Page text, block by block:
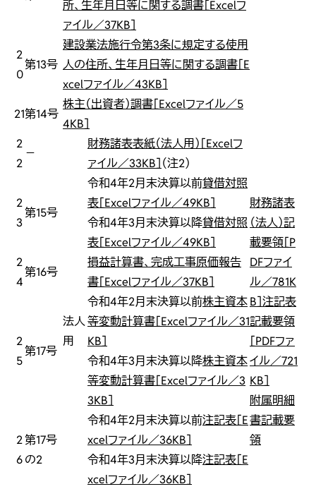
所、生年月日等に関する調書［Excelフ
ァイル／37KB］
2
0
第13号
建設業法施行令第3条に規定する使用
人の住所、生年月日等に関する調書［E
xcelファイル／43KB］
21第14号
株主（出資者）調書［Excelファイル／5
4KB］
2
2
－
法人
用
財務諸表表紙（法人用）［Excelフ
ァイル／33KB］ （注2）
財務諸表
（法人）記
載要領［P
DFファイ
ル／781K
B］注記表
記載要領
［PDFファ
イル／721
KB］
附属明細
書記載要
領
2
3
第15号
令和4年2月末決算以前貸借対照
表［Excelファイル／49KB］
令和4年3月末決算以降貸借対照
表［Excelファイル／49KB］
2
4
第16号
損益計算書、完成工事原価報告
書［Excelファイル／37KB］
2
5
第17号
令和4年2月末決算以前株主資本
等変動計算書［Excelファイル／31
KB］
令和4年3月末決算以降株主資本
等変動計算書［Excelファイル／3
3KB］
2
6
第17号
の2
令和4年2月末決算以前注記表［E
xcelファイル／36KB］
令和4年3月末決算以降注記表［E
xcelファイル／36KB］